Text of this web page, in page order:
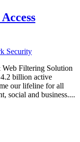
Security
Filtering Solution
billion active
our lifeline for all
social and business....